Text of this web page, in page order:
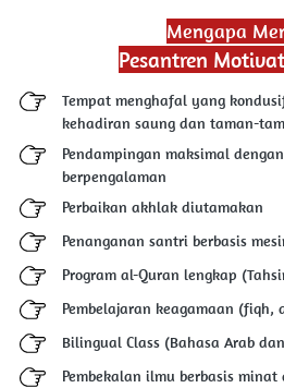
Mengapa
Pesantren
Tempat menghafal yang
kehadiran saung dan taman-
Pendampingan maksimal
berpengalaman
Perbaikan akhlak diutamakan
Penanganan santri berbasis
Program al-Quran lengkap
Pembelajaran keagamaan (fiqh,
Bilingual Class (Bahasa Arab
Pembekalan ilmu berbasis